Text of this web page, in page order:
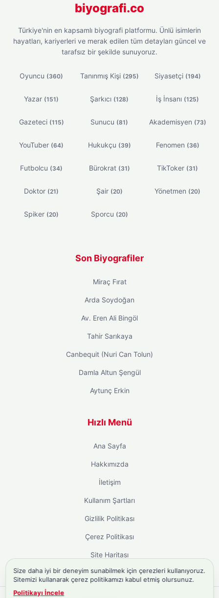
biyografi.co
Türkiye'nin en kapsamlı biyografi platformu. Ünlü isimlerin
hayatları, kariyerleri ve merak edilen tüm detayları güncel ve
tarafsız bir şekilde sunuyoruz.
Oyuncu (360) Tanınmış Kişi (295) Siyasetçi (194)
Yazar (151) Şarkıcı (128) İş İnsanı (125)
Gazeteci (115) Sunucu (81) Akademisyen (73)
YouTuber (64) Hukukçu (39) Fenomen (36)
Futbolcu (34) Bürokrat (31) TikToker (31)
Doktor (21) Şair (20) Yönetmen (20)
Spiker (20) Sporcu (20)
Son Biyografiler
Miraç Fırat
Arda Soydoğan
Av. Eren Ali Bingöl
Tahir Sarıkaya
Canbequit (Nuri Can Tolun)
Damla Altun Şengül
Aytunç Erkin
Hızlı Menü
Ana Sayfa
Hakkımızda
İletişim
Kullanım Şartları
Gizlilik Politikası
Çerez Politikası
Site Haritası
Size daha iyi bir deneyim sunabilmek için çerezleri kullanıyoruz.
Sitemizi kullanarak çerez politikamızı kabul etmiş olursunuz.
Politikayı İncele